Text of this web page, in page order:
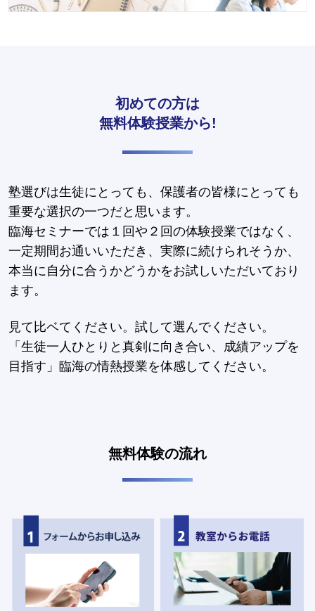
初めての方は
無料体験授業から!
塾選びは生徒にとっても、保護者の皆様にとっても
重要な選択の一つだと思います。
臨海セミナーでは１回や２回の体験授業ではなく、
一定期間お通いいただき、実際に続けられそうか、
本当に自分に合うかどうかをお試しいただいており
ます。
見て比ベてください。試して選んでください。
「生徒一人ひとりと真剣に向き合い、成績アップを
目指す」臨海の情熱授業を体感してください。
無料体験の流れ